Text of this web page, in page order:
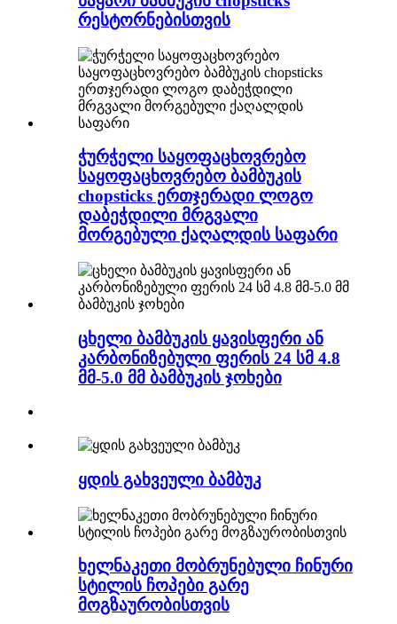
რესტორნებისთვის
ჭურჭელი საყოფაცხოვრებო
საყოფაცხოვრებო ბამბუკის
chopsticks ერთჯერადი ლოგო
დაბეჭდილი მრგვალი
მორგებული ქაღალდის საფარი
ცხელი ბამბუკის ყავისფერი ან
კარბონიზებული ფერის 24 სმ 4.8
მმ-5.0 მმ ბამბუკის ჯოხები
ყდის გახვეული ბამბუკ
ხელნაკეთი მობრუნებული ჩინური
სტილის ჩოპები გარე
მოგზაურობისთვის